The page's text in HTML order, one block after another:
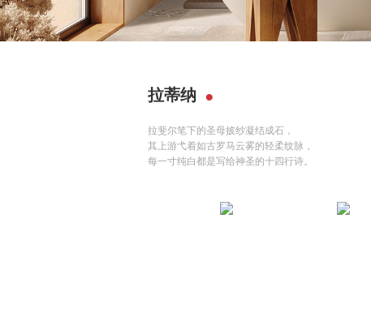
拉蒂纳
拉斐尔笔下的圣母披纱凝结成石，
其上游弋着如古罗马云雾的轻柔纹脉，
每一寸纯白都是写给神圣的十四行诗。